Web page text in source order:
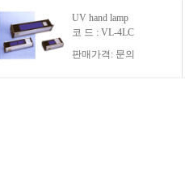
UV hand lamp
코 드 : VL-4LC
판매가격: 문의